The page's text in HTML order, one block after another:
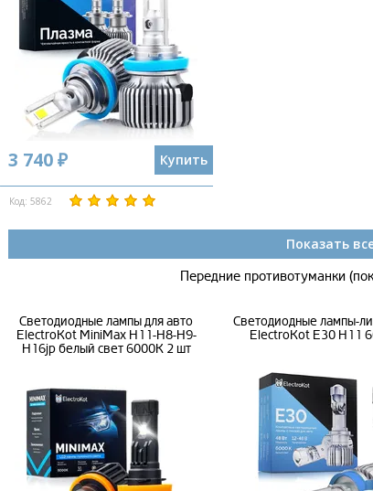
3 740 ₽ Купить
Код: 5862
Показать
Передние противотуманки
Светодиодные лампы для авто
ElectroKot MiniMax H11-H8-H9-
H16jp белый свет 6000K 2 шт
Светодиодные лампы-
ElectroKot E30 H11